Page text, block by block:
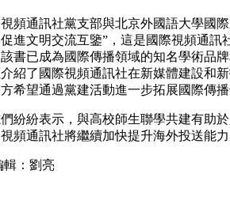
目官网 直播 节目单 栏目 片
通訊社黨支部與北京外國語大學國際
進文明交流互鑒”，這是國際視頻通
書已成為國際傳播領域的知名學術品
介紹了國際視頻通訊社在新媒體建設
希望通過黨建活動進一步拓展國際傳
紛表示，與高校師生聯學共建有助於
頻通訊社將繼續加快提升海外投送能
輯：劉亮